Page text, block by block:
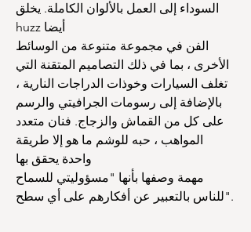
السوداء إلى العمل بالألوان الكاملة. يخلق
huzz أيضا
الفن في مجموعة متنوعة من الوسائط
الأخرى ، بما في ذلك التصاميم المتقنة التي
تغلف السيارات وخوذات الدراجات النارية ،
بالإضافة إلى رسومات الجرافيتي والرسم
على كل من القماش والزجاج. فنان متعدد
المواهب ، حبه للوشم ما هو إلا طريقة
واحدة يحقق بها
مهمة وصفها بأنها "مسؤوليتي للسماح
للناس بالتعبير عن أفكارهم على أي سطح".